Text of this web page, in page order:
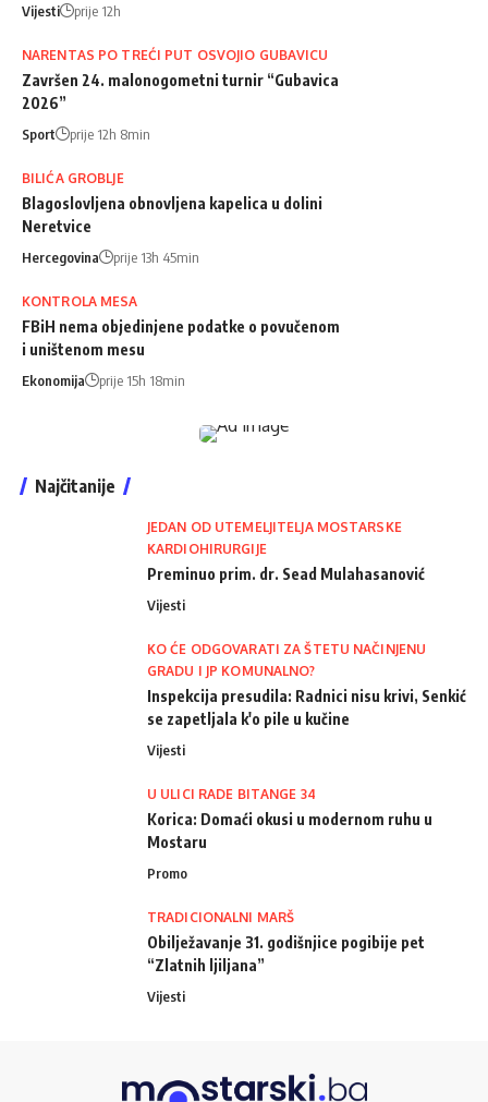
Vijesti prije 12h
NARENTAS PO TREĆI PUT OSVOJIO GUBAVICU
Završen 24. malonogometni turnir “Gubavica
2026”
Sport prije 12h 8min
BILIĆA GROBLJE
Blagoslovljena obnovljena kapelica u dolini
Neretvice
Hercegovina prije 13h 45min
KONTROLA MESA
FBiH nema objedinjene podatke o povučenom
i uništenom mesu
Ekonomija prije 15h 18min
Najčitanije
JEDAN OD UTEMELJITELJA MOSTARSKE
KARDIOHIRURGIJE
Preminuo prim. dr. Sead Mulahasanović
Vijesti
KO ĆE ODGOVARATI ZA ŠTETU NAČINJENU
GRADU I JP KOMUNALNO?
Inspekcija presudila: Radnici nisu krivi, Senkić
se zapetljala k'o pile u kučine
Vijesti
U ULICI RADE BITANGE 34
Korica: Domaći okusi u modernom ruhu u
Mostaru
Promo
TRADICIONALNI MARŠ
Obilježavanje 31. godišnjice pogibije pet
“Zlatnih ljiljana”
Vijesti